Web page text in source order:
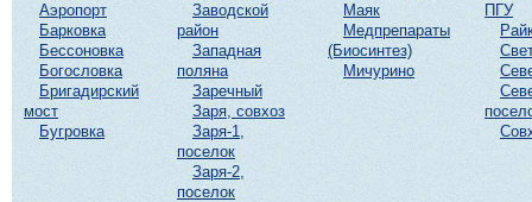
Аэропорт
Барковка
Бессоновка
Богословка
Бригадирский
мост
Бугровка
Заводской
район
Западная
поляна
Заречный
Заря, совхоз
Заря-1,
поселок
Заря-2,
поселок
Маяк
Медпрепараты
(Биосинтез)
Мичурино
ПГУ